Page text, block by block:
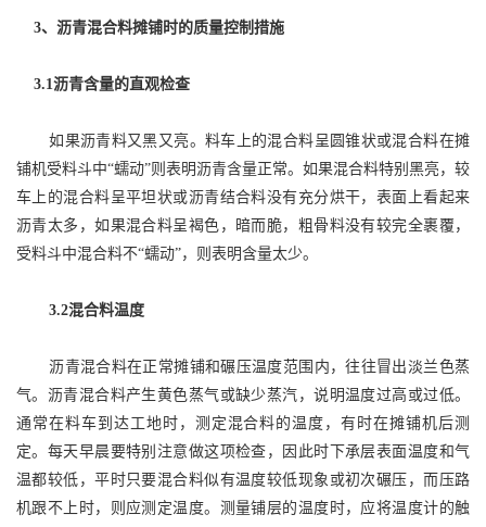
3、 沥青混合料摊铺时的质量控制措施
3.1沥青含量的直观检查
如果沥青料又黑又亮。料车上的混合料呈圆锥状或混合料在摊
铺机受料斗中“蠕动”则表明沥青含量正常。如果混合料特别黑亮，较
车上的混合料呈平坦状或沥青结合料没有充分烘干，表面上看起来
沥青太多，如果混合料呈褐色，暗而脆，粗骨料没有较完全裹覆，
受料斗中混合料不“蠕动”，则表明含量太少。
3.2混合料温度
沥青混合料在正常摊铺和碾压温度范围内，往往冒出淡兰色蒸
气。沥青混合料产生黄色蒸气或缺少蒸汽，说明温度过高或过低。
通常在料车到达工地时，测定混合料的温度，有时在摊铺机后测
定。每天早晨要特别注意做这项检查，因此时下承层表面温度和气
温都较低，平时只要混合料似有温度较低现象或初次碾压，而压路
机跟不上时，则应测定温度。测量铺层的温度时，应将温度计的触